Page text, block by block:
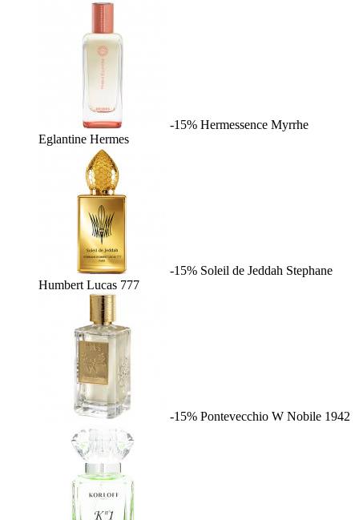
-15% Hermessence Myrrhe
Eglantine Hermes
-15% Soleil de Jeddah Stephane
Humbert Lucas 777
-15% Pontevecchio W Nobile 1942